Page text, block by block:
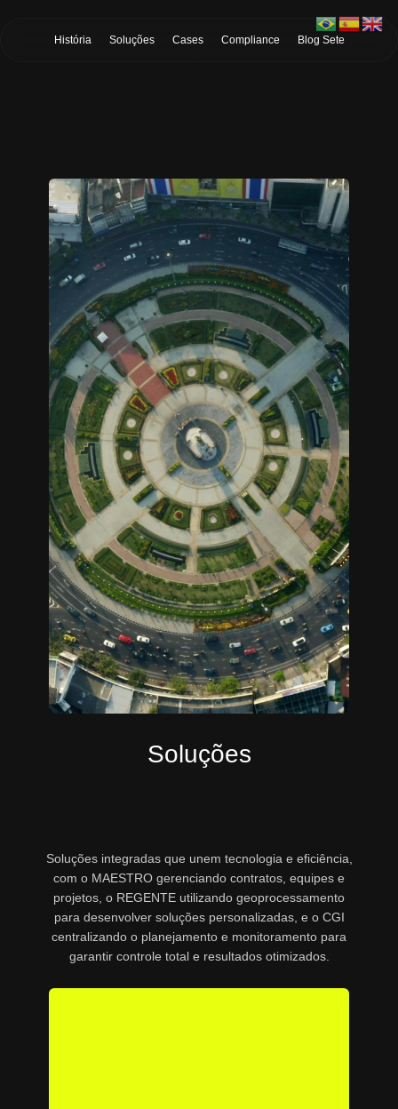
História Soluções Cases Compliance Blog Sete
Soluções
Soluções integradas que unem tecnologia e eficiência,
com o MAESTRO gerenciando contratos, equipes e
projetos, o REGENTE utilizando geoprocessamento
para desenvolver soluções personalizadas, e o CGI
centralizando o planejamento e monitoramento para
garantir controle total e resultados otimizados.